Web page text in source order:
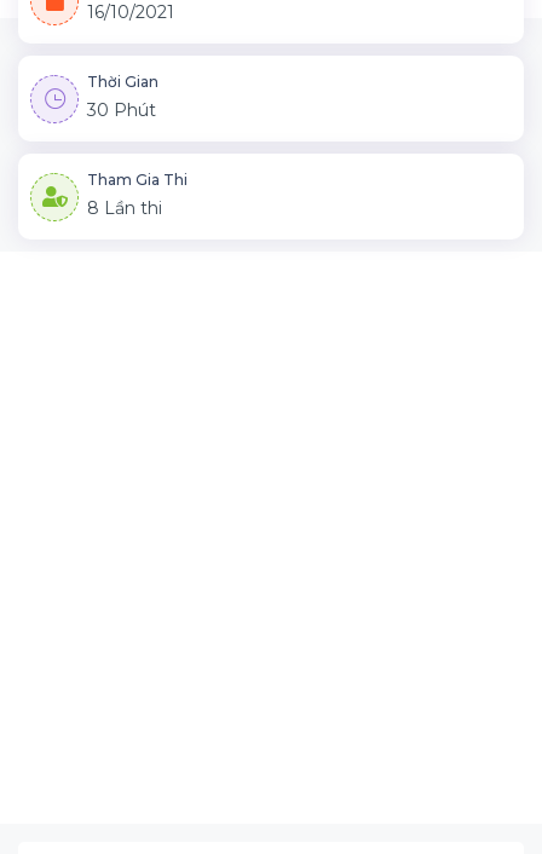
16/10/2021
Thời Gian
30 Phút
Tham Gia Thi
8 Lần thi